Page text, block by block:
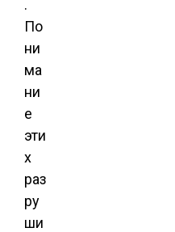
.
По
ни
ма
ни
е
эти
х
раз
ру
ши